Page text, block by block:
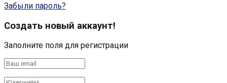
Забыли пароль?
Создать новый аккаунт!
Заполните поля для регистрации